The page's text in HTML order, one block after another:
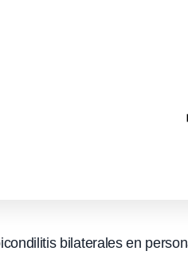
bilaterales en